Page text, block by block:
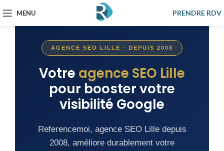
MENU PRENDRE RDV
AGENCE SEO LILLE · DEPUIS 2008
Votre agence SEO Lille
pour booster votre
visibilité Google
Referencemoi, agence SEO Lille depuis
2008, améliore durablement votre